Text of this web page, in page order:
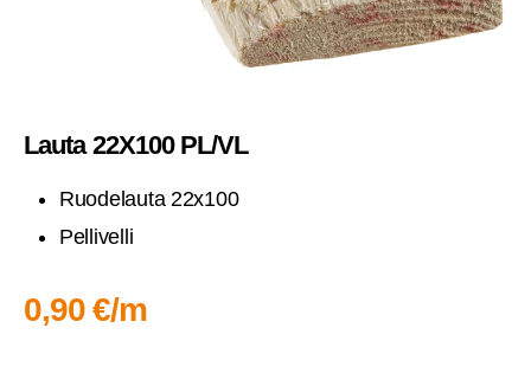
Lau­ta 22X100 PL/VL
Ruo­de­lau­ta 22x100
Pel­li­vel­li
0,90 €/m